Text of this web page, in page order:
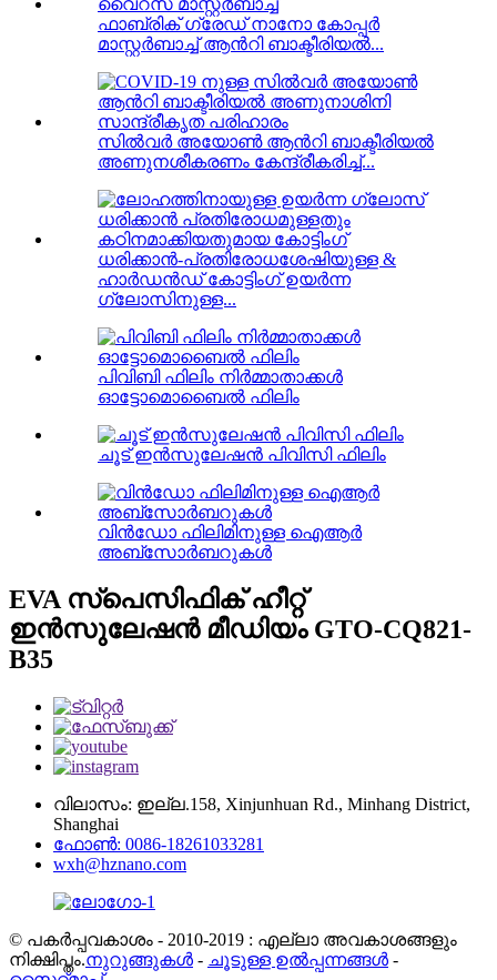
ഫാബ്രിക് ഗ്രേഡ് നാനോ കോപ്പർ
മാസ്റ്റർബാച്ച് ആൻറി ബാക്ടീരിയൽ...
സിൽവർ അയോൺ ആൻറി ബാക്ടീരിയൽ
അണുനശീകരണം കേന്ദ്രീകരിച്ച്...
ധരിക്കാൻ-പ്രതിരോധശേഷിയുള്ള &
ഹാർഡൻഡ് കോട്ടിംഗ് ഉയർന്ന
ഗ്ലോസിനുള്ള...
പിവിബി ഫിലിം നിർമ്മാതാക്കൾ
ഓട്ടോമൊബൈൽ ഫിലിം
ചൂട് ഇൻസുലേഷൻ പിവിസി ഫിലിം
വിൻഡോ ഫിലിമിനുള്ള ഐആർ
അബ്സോർബറുകൾ
EVA സ്പെസിഫിക് ഹീറ്റ്
ഇൻസുലേഷൻ മീഡിയം GTO-CQ821-
B35
വിലാസം: ഇല്ല.158, Xinjunhuan Rd., Minhang District,
Shanghai
ഫോൺ: 0086-18261033281
wxh@hznano.com
© പകർപ്പവകാശം - 2010-2019 : എല്ലാ അവകാശങ്ങളും
നിക്ഷിപ്തം.നുറുങ്ങുകൾ - ചൂടുള്ള ഉൽപ്പന്നങ്ങൾ -